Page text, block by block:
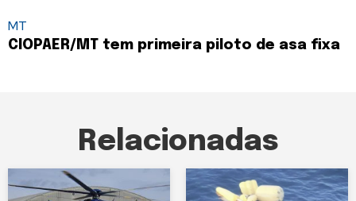
MT
CIOPAER/MT tem primeira piloto de asa fixa
Relacionadas